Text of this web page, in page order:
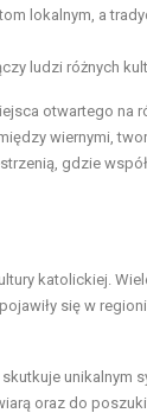
lokalnym, a
ludzi różnych
otwartego na
wiernymi,
gdzie
katolickiej.
się w
unikalnym
oraz do